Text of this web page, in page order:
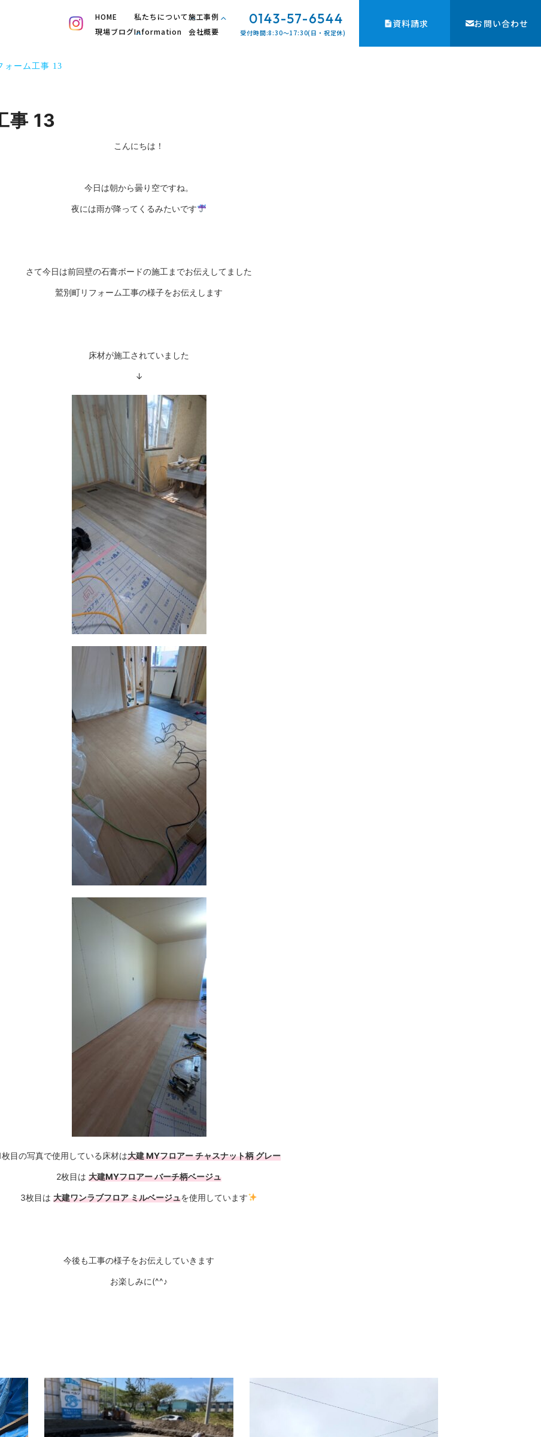
HOME
現場ブログ
私たちについて
Information
施工事例
会社概要
0143-57-6544
受付時間:8:30〜17:30(日・祝定休)
資料請求 お問い合わせ
ォーム工事 13
事 13
こんにちは！
今日は朝から曇り空ですね。
夜には雨が降ってくるみたいです
さて今日は前回壁の石膏ボードの施工までお伝えしてました
鷲別町リフォーム工事の様子をお伝えします
床材が施工されていました
↓
枚目の写真で使用している床材は大建 MYフロアー チャスナット柄 グレー
2枚目は 大建MYフロアー バーチ柄ベージュ
3枚目は大建ワンラブフロア ミルベージュを使用しています
今後も工事の様子をお伝えしていきます
お楽しみに(^^♪